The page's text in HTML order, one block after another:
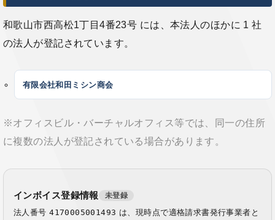
和歌山市西高松1丁目4番23号 には、本法人のほかに 1 社
の法人が登記されています。
有限会社和田ミシン商会
※オフィスビル・バーチャルオフィス等では、同一の住所
に複数の法人が登記されている場合があります。
インボイス登録情報 未登録
法人番号4170005001493 は、現時点で適格請求書発行事業者と